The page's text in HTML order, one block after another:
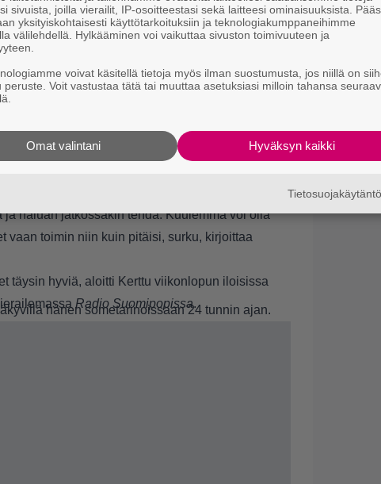
käyttämään paremmin ääntä ja pitää jatkuvasti
nebulisaattori, kirjoittaa Kerttu
äänihuoltoon.
haluan jatkossakin tehdä. Kuulemma voi olla
vaan toimin niin kuin pitäisi, surku, kirjoittaa
täysin hyviä, aloitti Kerttu viikonlopun iloisissa
Radio Suomipopissa.
hänen sometarinoissaan 24 tunnin ajan.
8. Sofia
–
9.
sivuista, joilla vierailit, IP-osoitteestasi sekä laitteesi ominaisuuksista.
yksityiskohtaisesti käyttötarkoituksiin ja teknologiakumppaneihimme
välilehdellä. Hylkääminen voi vaikuttaa sivuston toimivuuteen ja
voivat käsitellä tietoja myös ilman suostumusta, jos niillä on
peruste. Voit vastustaa tätä tai muuttaa asetuksiasi milloin tahansa
Hyväksyn kaikki
Omat valintani